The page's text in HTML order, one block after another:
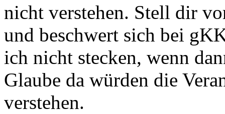
nicht verstehen. Stell dir
und beschwert sich bei
ich nicht stecken, wenn
Glaube da würden die
verstehen.